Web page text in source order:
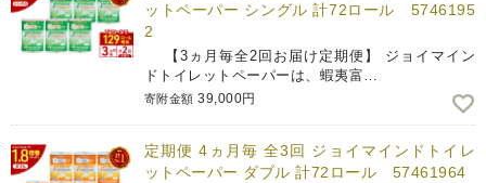
ットペーパー シングル 計72ロール 5746195
2
【3ヵ月毎全2回お届け定期便】 ジョイマイン
ドトイレットペーパーは、蝦夷富…
寄附金額 39,000円
定期便 4ヵ月毎 全3回 ジョイマインドトイレ
ットペーパー ダブル 計72ロール 57461964